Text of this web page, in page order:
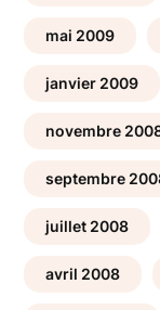
mai 2009
janvier 2009
novembre
septembre
juillet 2008
avril 2008